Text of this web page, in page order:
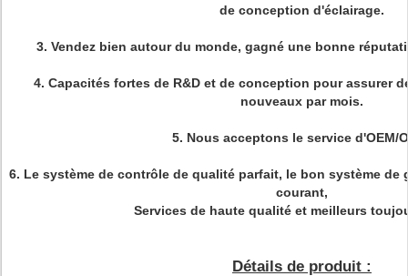
de conception d'éclairage.
3. Vendez bien autour du monde, gagné une bonne
4. Capacités fortes de R&D et de conception pour assurer
nouveaux par mois.
5. Nous acceptons le service d'OEM/
6. Le système de contrôle de qualité parfait, le bon système de
courant,
Services de haute qualité et meilleurs
Détails de produit :